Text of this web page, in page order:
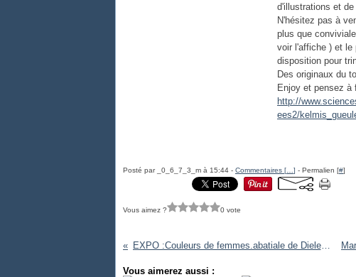
d'illustrations et
N'hésitez pas à
plus que
voir l'affiche ) et le
disposition pour
Des originaux du
Enjoy et pensez à
http://
ees2/
Posté par _0_6_7_3_m à 15:44 - Commentaires [ ] - Permalien [#]
Vous aimez ? 0 vote
EXPO :Couleurs de femmes.abatiale de Dieleghem *Jette
Vous aimerez aussi :